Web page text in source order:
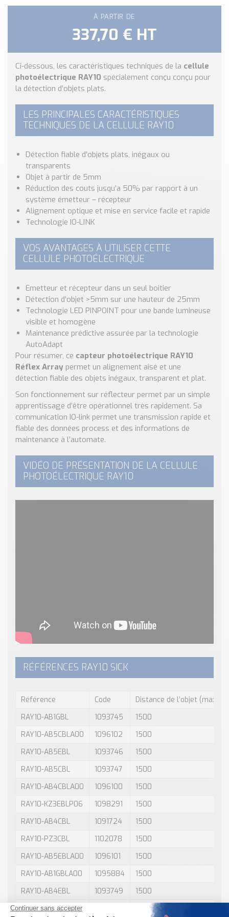
Nos Réalisations
Conseils et Actualités
Catalogue des essentiels pour les brasseries et micro-
Contact & Devis
Devis, Tarifs, Renseignements techniques
À PARTIR DE
337,70 € HT
Ci-dessous, les caractéristiques techniques de la cellule
photoélectrique RAY10 spécialement conçu conçu pour
la détection d’objets plats.
LES PRINCIPALES CARACTÉRISTIQUES
TECHNIQUES DE LA CELLULE RAY10
Détection fiable d’objets plats, inégaux ou
transparents
Objet à partir de 5mm
Réduction des couts jusqu’a 50% par rapport à un
système émetteur – récepteur
Alignement optique et mise en service facile et rapide
Technologie IO-LINK
VOS AVANTAGES À UTILISER CETTE
CELLULE PHOTOÉLECTRIQUE
Emetteur et récepteur dans un seul boitier
Détection d’objet >5mm sur une hauteur de 25mm
Technologie LED PINPOINT pour une bande lumineuse
visible et homogène
Maintenance prédictive assurée par la technologie
AutoAdapt
Pour résumer, ce capteur photoélectrique RAY10
Réflex Array permet un alignement aisé et une
détection fiable des objets inégaux, transparent et plat.
Son fonctionnement sur réflecteur permet par un simple
apprentissage d’être opérationnel très rapidement. Sa
communication IO-link permet une transmission rapide et
fiable des données process et des informations de
maintenance à l’automate.
VIDÉO DE PRÉSENTATION DE LA CELLULE
PHOTOÉLECTRIQUE RAY10
RÉFÉRENCES RAY10 SICK
Référence Code
Distance de l’objet (max.)
RAY10-AB1GBL
1093745
1500
RAY10-AB5CBLA00
1096102
1500
RAY10-AB5EBL
1093746
1500
RAY10-AB5CBL
1093747
1500
RAY10-AB4CBLA00
1096100
1500
RAY10-KZ3EBLP06
1098291
1500
RAY10-AB4CBL
1091724
1500
RAY10-PZ3CBL
1102078
1500
RAY10-AB5EBLA00
1096101
1500
RAY10-AB1GBLA00
1095884
1500
RAY10-AB4EBL
1093749
1500
RAY10-PZ3EBL
1500